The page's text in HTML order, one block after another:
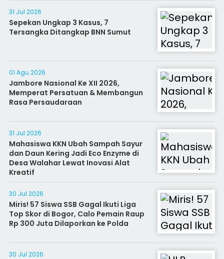
31 Jul 2026
Sepekan Ungkap 3 Kasus, 7
Tersangka Ditangkap BNN Sumut
01 Agu 2026
Jambore Nasional Ke XII 2026,
Memperat Persatuan & Membangun
Rasa Persaudaraan
31 Jul 2026
Mahasiswa KKN Ubah Sampah Sayur
dan Daun Kering Jadi Eco Enzyme di
Desa Walahar Lewat Inovasi Alat
Kreatif
30 Jul 2026
Miris! 57 Siswa SSB Gagal Ikuti Liga
Top Skor di Bogor, Calo Pemain Raup
Rp 300 Juta Dilaporkan ke Polda
30 Jul 2026